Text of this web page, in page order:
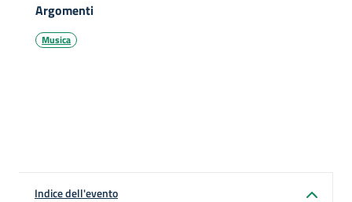
Argomenti
Musica
Indice dell'evento